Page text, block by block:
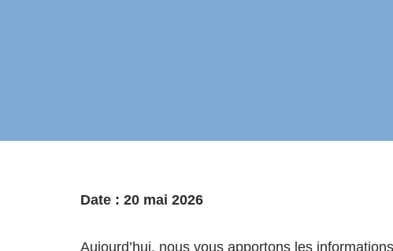
Date : 20 mai 2026
Aujourd’hui, nous vous apportons les